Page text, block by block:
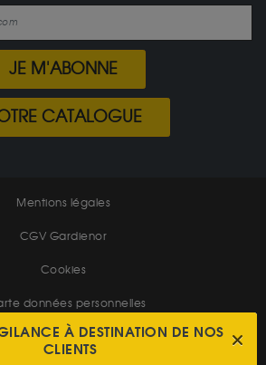
JE M'ABONNE
CATALOGUE
Mentions légales
CGV Gardienor
Cookies
données personnelles
générales de vente
À DESTINATION DE NOS
CLIENTS